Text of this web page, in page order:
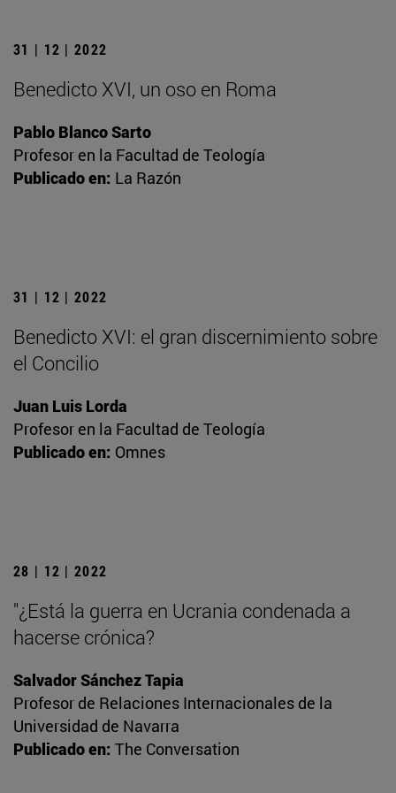
31 | 12 | 2022
Benedicto XVI, un oso en Roma
Pablo Blanco Sarto
Profesor en la Facultad de Teología
Publicado en: La Razón
31 | 12 | 2022
Benedicto XVI: el gran discernimiento sobre
el Concilio
Juan Luis Lorda
Profesor en la Facultad de Teología
Publicado en: Omnes
28 | 12 | 2022
"¿Está la guerra en Ucrania condenada a
hacerse crónica?
Salvador Sánchez Tapia
Profesor de Relaciones Internacionales de la
Universidad de Navarra
Publicado en: The Conversation